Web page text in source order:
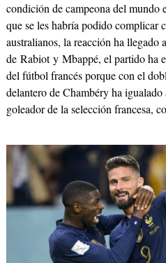
condición de campeona del mundo
que se les habría podido complicar
australianos, la reacción ha llegado
de Rabiot y Mbappé, el partido ha
del fútbol francés porque con el
delantero de Chambéry ha
goleador de la selección francesa,